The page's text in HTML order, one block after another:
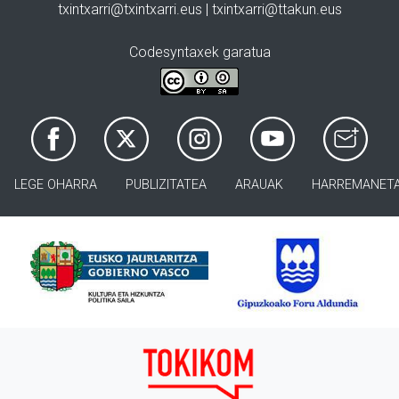
txintxarri@txintxarri.eus | txintxarri@ttakun.eus
Codesyntaxek garatua
LEGE OHARRA PUBLIZITATEA ARAUAK